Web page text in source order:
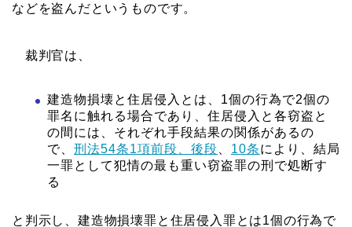
などを盗んだというものです。
裁判官は、
建造物損壊と住居侵入とは、1個の行為で2個の
罪名に触れる場合であり、住居侵入と各窃盗と
の間には、それぞれ手段結果の関係があるの
で、 刑法54条1項前段、後段 10条により、結局
一罪として犯情の最も重い窃盗罪の刑で処断す
る
と判示し、建造物損壊罪と住居侵入罪とは1個の行為で